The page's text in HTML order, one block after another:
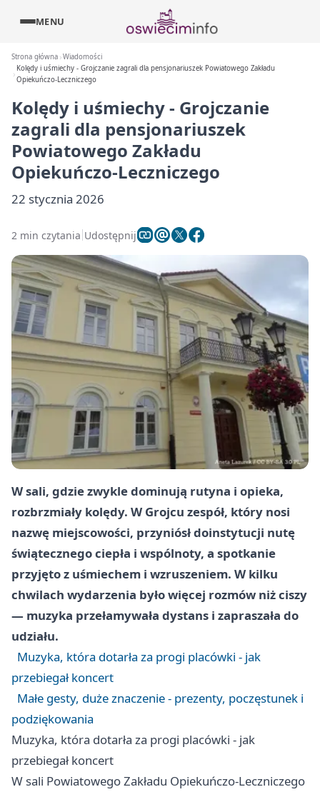
MENU
Strona główna Wiadomości
Kolędy i uśmiechy - Grojczanie zagrali dla pensjonariuszek Powiatowego Zakładu
Opiekuńczo-Leczniczego
Kolędy i uśmiechy - Grojczanie
zagrali dla pensjonariuszek
Powiatowego Zakładu
Opiekuńczo-Leczniczego
22 stycznia 2026
2 min czytania Udostępnij
W sali, gdzie zwykle dominują rutyna i opieka,
rozbrzmiały kolędy. W Grojcu zespół, który nosi
nazwę miejscowości, przyniósł doinstytucji nutę
świątecznego ciepła i wspólnoty, a spotkanie
przyjęto z uśmiechem i wzruszeniem. W kilku
chwilach wydarzenia było więcej rozmów niż ciszy
— muzyka przełamywała dystans i zapraszała do
udziału.
Muzyka, która dotarła za progi placówki - jak
przebiegał koncert
Małe gesty, duże znaczenie - prezenty, poczęstunek i
podziękowania
Muzyka, która dotarła za progi placówki - jak
przebiegał koncert
W sali Powiatowego Zakładu Opiekuńczo-Leczniczego